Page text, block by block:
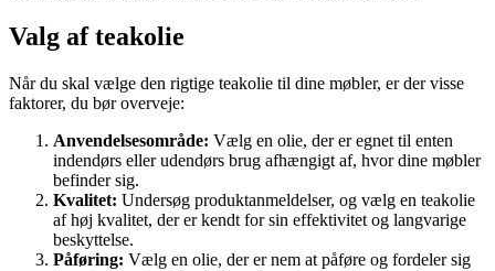
Valg af teakolie
Når du skal vælge den rigtige teakolie til dine møbler, er der visse
faktorer, du bør overveje:
Anvendelsesområde: Vælg en olie, der er egnet til enten
indendørs eller udendørs brug afhængigt af, hvor dine møbler
befinder sig.
Kvalitet: Undersøg produktanmeldelser, og vælg en teakolie
af høj kvalitet, der er kendt for sin effektivitet og langvarige
beskyttelse.
Påføring: Vælg en olie, der er nem at påføre og fordeler sig